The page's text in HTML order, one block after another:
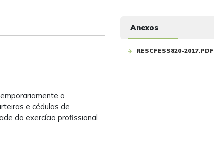
o
e cédulas de
do exercício profissional
Anexos
RESCFESS820-2017.PDF